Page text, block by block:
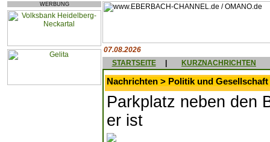
WERBUNG
07.08.2026
STARTSEITE
KURZNACHRICHTEN
Nachrichten > Politik und Gesellschaft
Parkplatz neben den
er ist